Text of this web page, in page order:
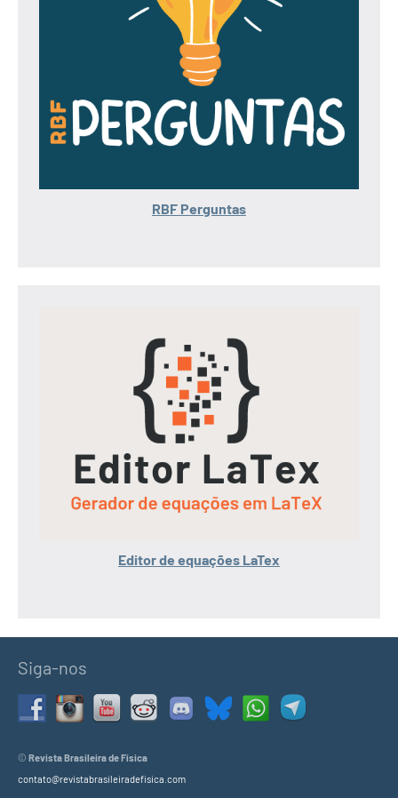
RBF Perguntas
Editor de equações LaTex
Siga-nos
© Revista Brasileira de Física
contato@revistabrasileiradefisica.com